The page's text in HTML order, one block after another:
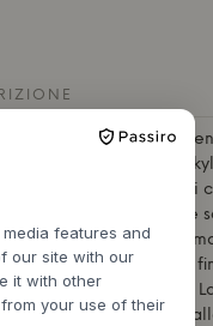
da Dorte
, il ciondolo
in porcellana. Ogni
di forma e
artigianale. La
essere appeso alle
più ampia.
con l'ispirazione
features and
our site with our
it with other
your use of their